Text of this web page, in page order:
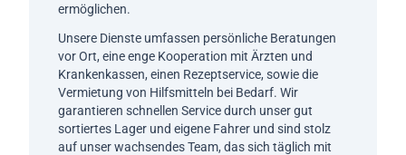
ermöglichen.
Unsere Dienste umfassen persönliche Beratungen
vor Ort, eine enge Kooperation mit Ärzten und
Krankenkassen, einen Rezeptservice, sowie die
Vermietung von Hilfsmitteln bei Bedarf. Wir
garantieren schnellen Service durch unser gut
sortiertes Lager und eigene Fahrer und sind stolz
auf unser wachsendes Team, das sich täglich mit